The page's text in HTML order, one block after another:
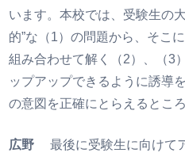
います。本校では、受験生の
的”な（1）の問題から、そこ
組み合わせて解く（2）、（3
ップアップできるように誘導
の意図を正確にとらえるとこ
広野 最後に受験生に向けて